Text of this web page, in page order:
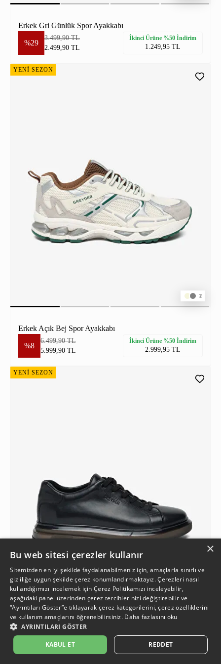
Erkek Gri Günlük Spor Ayakkabı
%29
3.499,90 TL
2.499,90 TL
İkinci Ürüne %50 İndirim
1.249,95 TL
YENİ SEZON
2
Erkek Açık Bej Spor Ayakkabı
%8
6.499,90 TL
5.999,90 TL
İkinci Ürüne %50 İndirim
2.999,95 TL
YENİ SEZON
Erkek Siyah Hakiki Deri Sneaker Ayakkabı
6.999,90 TL
6.499,90 TL
İkinci Ürüne %50 İndirim
3.249,95 TL
×
Bu web sitesi çerezler kullanır
Sitemizden en iyi şekilde faydalanabilmeniz için, amaçlarla sınırlı ve
gizliliğe uygun şekilde çerez konumlandırmaktayız. Çerezleri nasıl
kullandığımızı incelemek içinÇerez Politikamızı inceleyebilir,
aşağıdaki panel üzerinden çerez tercihlerinizi değiştirebilir ve
“Ayrıntıları Göster”e tıklayarak çerez kategorilerini, çerez özelliklerini
ve kullanım amaçlarını öğrenebilirsiniz. Daha fazlasını oku
AYRINTILARI GÖSTER
KABUL ET REDDET